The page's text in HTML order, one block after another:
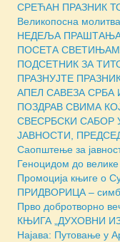
СРЕЋАН ПРАЗНИК
Великопосна
НЕДЕЉА
ПОСЕТА
ПОДСЕТНИК ЗА
ПРАЗНУЈТЕ
АПЕЛ САВЕЗА СРБА
ПОЗДРАВ СВИМА
СВЕСРБСКИ САБОР
ЈАВНОСТИ,
Саопштење за
Геноцидом до велике
Промоција књиге о
ПРИДВОРИЦА –
Прво добротворно
КЊИГА „ДУХОВНИ
Најава: Путовање у